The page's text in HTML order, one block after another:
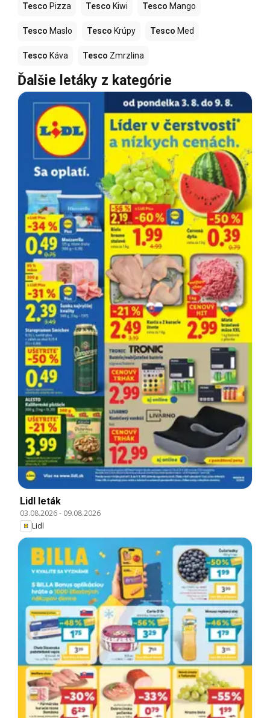
Tesco Pizza Tesco Kiwi Tesco Mango
Tesco Maslo Tesco Krúpy Tesco Med
Tesco Káva Tesco Zmrzlina
Ďalšie letáky z kategórie
Lidl leták
03.08.2026- 09.08.2026
Lidl